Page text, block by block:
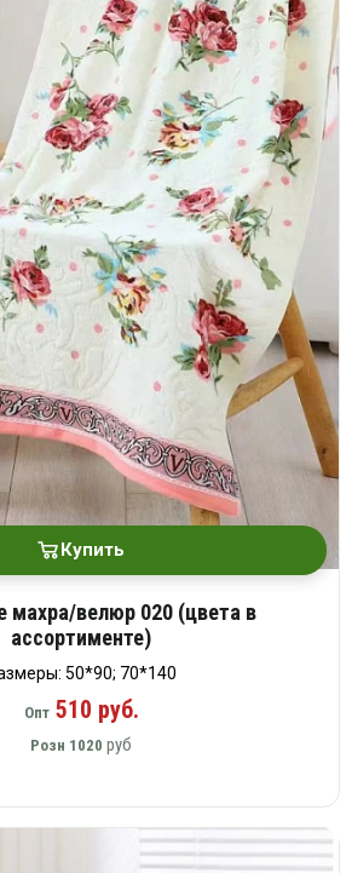
Купить
махра/велюр 020 (цвета в
ассортименте)
50*90; 70*140
Опт510 руб.
Розн 1020 руб